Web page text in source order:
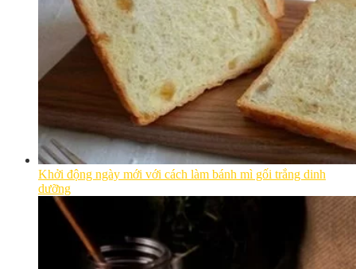
Khởi động ngày mới với cách làm bánh mì gối trắng dinh
dưỡng